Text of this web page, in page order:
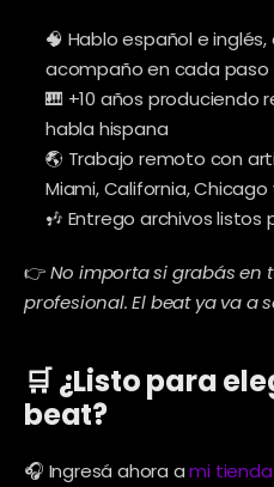
🧠 Hablo español e
acompaño en cada paso
🎹 +10 años
habla hispana
🌎 Trabajo remoto con
Miami, California, Chicago
🎶 Entrego archivos
👉 No importa si grabás en
profesional. El beat ya va a
🛒 ¿Listo para
beat?
🎧 Ingresá ahora a mi